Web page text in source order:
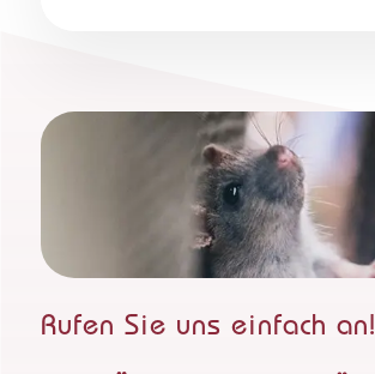
Rufen Sie uns einfach an!